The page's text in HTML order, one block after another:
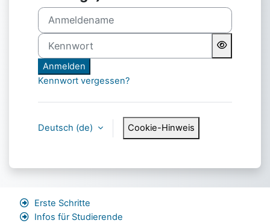
Anmeldename
Kennwort
Anmelden
Kennwort vergessen?
Deutsch ‎(de)‎ Cookie-Hinweis
Erste Schritte
Infos für Studierende